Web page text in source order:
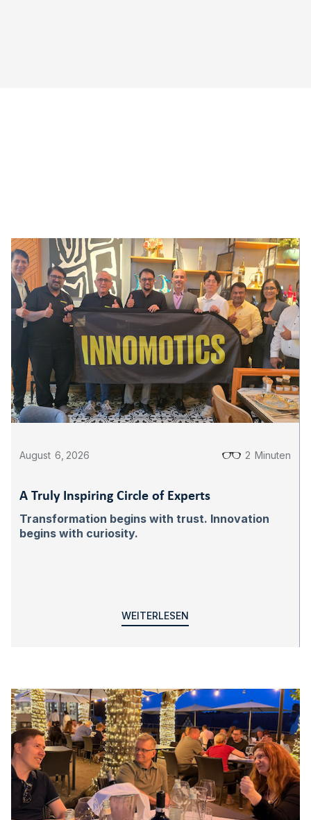
August 6 2026 2 Minuten
A Truly Inspiring Circle of Experts
Transformation begins with trust. Innovation
begins with curiosity.
WEITERLESEN